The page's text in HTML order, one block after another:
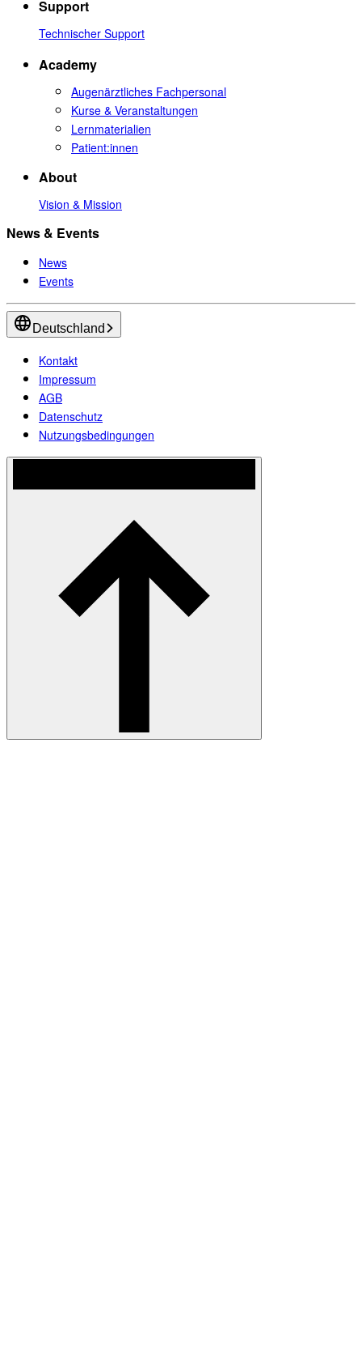
Support
Technischer Support
Academy
Augenärztliches Fachpersonal
Kurse & Veranstaltungen
Lernmaterialien
Patient:innen
About
Vision & Mission
News & Events
News
Events
Deutschland
Kontakt
Impressum
AGB
Datenschutz
Nutzungsbedingungen